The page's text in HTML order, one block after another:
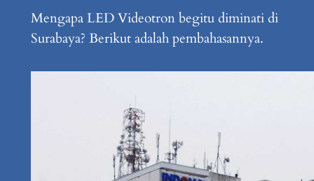
Mengapa LED Videotron begitu diminati di
Surabaya? Berikut adalah pembahasannya.